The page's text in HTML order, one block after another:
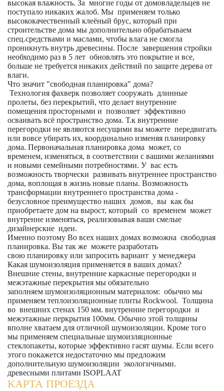
высокая влажность. За многие годы от домовладельцев не
поступало никаких жалоб. Мы применяем только
высококачественный клеёный брус, который при
строительстве дома мы дополнительно обрабатываем
спец.средствами и маслами, чтобы влага не смогла
проникнуть внутрь древесины. После завершения стройки
необходимо раз в 5 лет обновлять это покрытие и все,
больше не требуется никаких действий по защите дерева от
влаги.
Что значит "свободная планировка" дома?
Технология фахверк позволяет сооружать длинные
пролеты, без перекрытий, что делает внутренние
помещения просторными и позволяет эффективно
осваивать всё пространство дома. Т.к внутренние
перегородки не являются несущими вы можете передвигать
или вовсе убирать их, координально изменяя планировку
дома. Первоначальная планировка дома может, со
временем, изменяться, в соответствии с вашими желаниями
и новыми семейными потребностями. У вас есть
возможность творчески развивать внутреннее пространство
дома, воплощая в жизнь новые планы. Возможность
трансформации внутреннего пространства дома -
безусловное преимущество наших домов, вы как бы
приобретаете дом на вырост, который со временем может
внутренне изменяться, реализовывая ваши смелые
дизайнерские идеи.
Именно поэтому Во всех наших домах возможна свободная
планировка. Вы так же можете разработать
свою планировку или запросить вариант у менеджера
Какая шумоизоляция применяется в ваших домах?
Внешние стены, внутренние каркасные перегородки и
межэтажные перекрытия мы обязательно
заполняем шумоизоляционным материалом: обычно мы
применяем теплоизоляционные плиты Rockwool. Толщина
во внешних стенах 150 мм. внутренние перегородки и
межэтажные перкрытия 100мм. Обычно этой толщины
вполне хватаем для отличной шумоизоляции. Кроме того
мы применяем специальные шумоизляционные
стеклопакеты, которые эффективно гасят шумы. Если всего
этого покажется недостаточно мы предложим
дополнительную шумоизоляции экологичными.
древесными плитами ISOPLAAT
КАРТА ПРОЕЗДА